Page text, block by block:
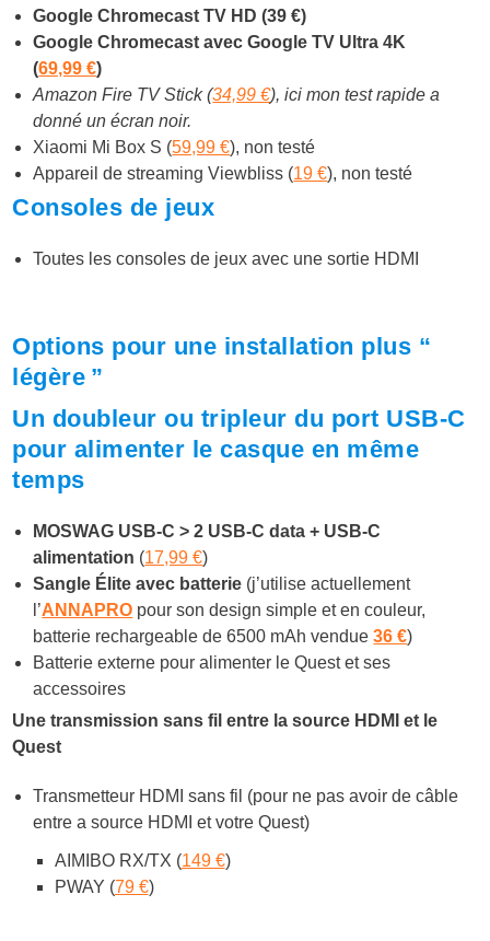
Google Chromecast TV HD (39 €)
Google Chromecast avec Google TV Ultra 4K
(69,99 €)
Amazon Fire TV Stick (34,99 €), ici mon test rapide a
donné un écran noir.
Xiaomi Mi Box S (59,99 €), non testé
Appareil de streaming Viewbliss (19 €), non testé
Consoles de jeux
Toutes les consoles de jeux avec une sortie HDMI
Options pour une installation plus “
légère ”
Un doubleur ou tripleur du port USB-C
pour alimenter le casque en même
temps
MOSWAG USB-C > 2 USB-C data + USB-C
alimentation (17,99 €)
Sangle Élite avec batterie (j’utilise actuellement
l’ANNAPRO pour son design simple et en couleur,
batterie rechargeable de 6500 mAh vendue36 €)
Batterie externe pour alimenter le Quest et ses
accessoires
Une transmission sans fil entre la source HDMI et le
Quest
Transmetteur HDMI sans fil (pour ne pas avoir de câble
entre a source HDMI et votre Quest)
AIMIBO RX/TX (149 €)
PWAY (79 €)